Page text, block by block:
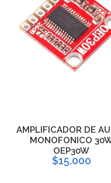
AMPLIFICADOR DE
MONOFONICO
OEP30W
$15.000